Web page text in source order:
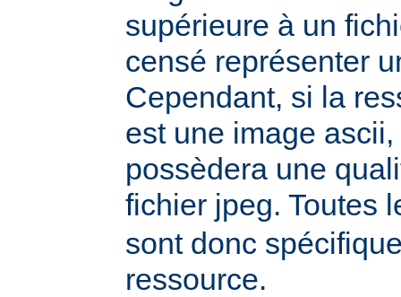
supérieure à un
censé représenter
Cependant, si la
est une image
possèdera une
fichier jpeg. Toutes
sont donc
ressource.